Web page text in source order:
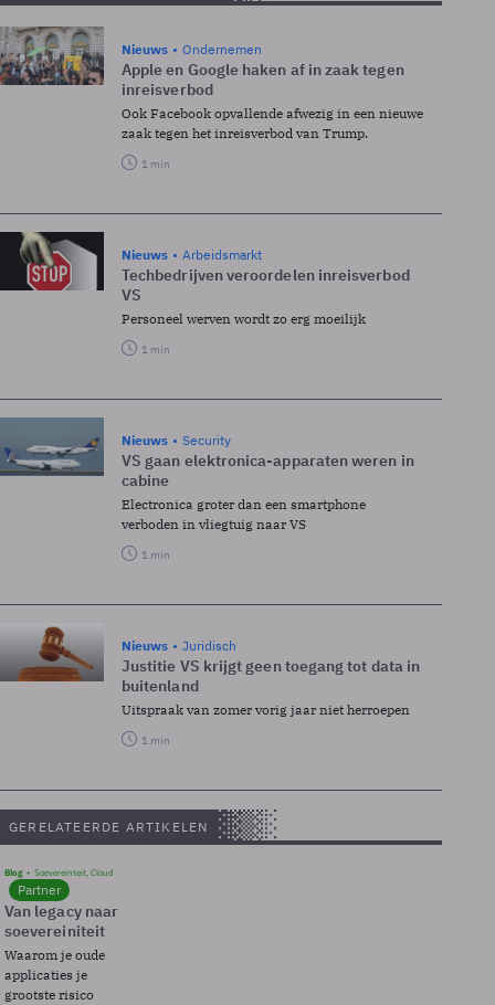
Nieuws Ondernemen
Apple en Google haken af in zaak tegen
inreisverbod
Ook Facebook opvallende afwezig in een nieuwe
zaak tegen het inreisverbod van Trump.
1 min
Nieuws Arbeidsmarkt
Techbedrijven veroordelen inreisverbod
VS
Personeel werven wordt zo erg moeilijk
1 min
Nieuws Security
VS gaan elektronica-apparaten weren in
cabine
Electronica groter dan een smartphone
verboden in vliegtuig naar VS
1 min
Nieuws Juridisch
Justitie VS krijgt geen toegang tot data in
buitenland
Uitspraak van zomer vorig jaar niet herroepen
1 min
GERELATEERDE ARTIKELEN
Blog Soevereinteit, Cloud
Partner
Van legacy naar
soevereiniteit
Waarom je oude
applicaties je
grootste risico